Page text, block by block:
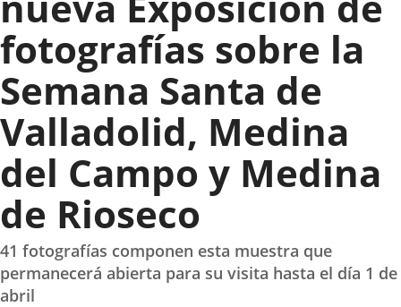
fotografías sobre la
Semana Santa de
Valladolid, Medina
del Campo y Medina
de Rioseco
41 fotografías componen esta muestra que
permanecerá abierta para su visita hasta el día 1 de
abril